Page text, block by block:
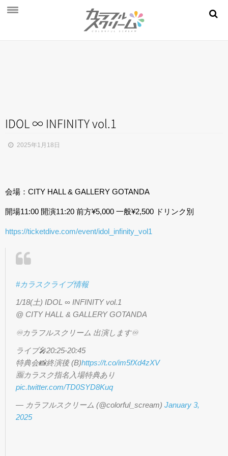
MOVIE
AUDITION
IDOL ∞ INFINITY vol.1
2025年1月18日
会場：CITY HALL & GALLERY GOTANDA
開場11:00 開演11:20 前方¥5,000 一般¥2,500 ドリンク別
https://ticketdive.com/event/idol_infinity_vol1
#カラスクライブ情報
1/18(土) IDOL ∞ INFINITY vol.1
@ CITY HALL & GALLERY GOTANDA
♾️カラフルスクリーム 出演します♾️
ライブ🎤20:25-20:45
特典会📸終演後 (B)https://t.co/im5fXd4zXV
🈯️カラスク指名入場特典あり
pic.twitter.com/TD0SYD8Kuq
— カラフルスクリーム (@colorful_scream) January 3,
2025